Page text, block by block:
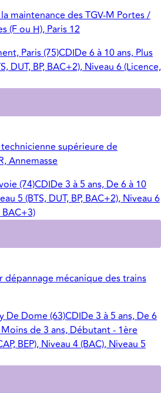
maintenance des TGV-M Portes /
(F ou H), Paris 12
Paris (75)CDIDe 6 à 10 ans, Plus
DUT, BP, BAC+2), Niveau 6 (Licence,
supérieure de
Annemasse
(74)CDIDe 3 à 5 ans, De 6 à 10
5 (BTS, DUT, BP, BAC+2), Niveau 6
mécanique des trains
De Dome (63)CDIDe 3 à 5 ans, De 6
Moins de 3 ans, Débutant - 1ère
BEP), Niveau 4 (BAC), Niveau 5